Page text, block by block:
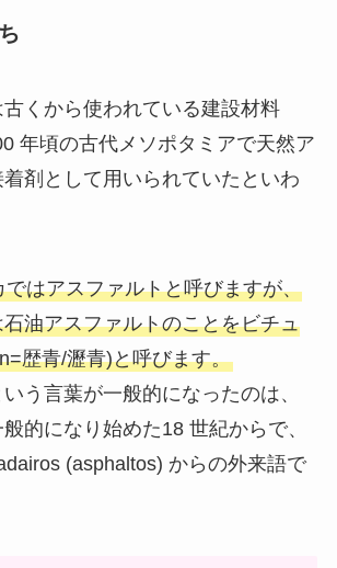
くから使われている建設材料
年頃の古代メソポタミアで天然ア
剤として用いられていたといわ
はアスファルトと呼びますが、
油アスファルトのことをビチュ
歴青/瀝青)と呼びます。
う言葉が一般的になったのは、
的になり始めた18 世紀からで、
(asphaltos) からの外来語で